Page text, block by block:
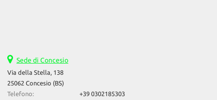
Sede di Concesio
Via della Stella, 138
25062 Concesio (BS)
Telefono:
+39 0302185303